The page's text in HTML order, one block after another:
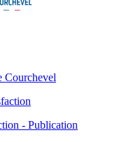
Courchevel
- Publication